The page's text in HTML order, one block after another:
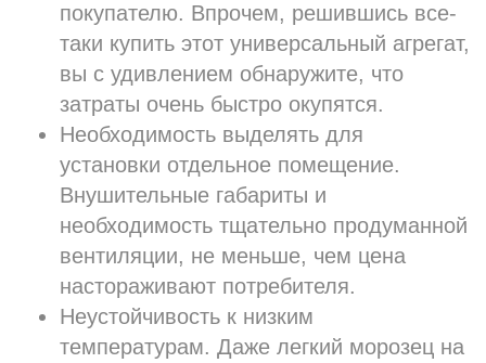
покупателю. Впрочем, решившись все-
таки купить этот универсальный агрегат,
вы с удивлением обнаружите, что
затраты очень быстро окупятся.
Необходимость выделять для
установки отдельное помещение.
Внушительные габариты и
необходимость тщательно продуманной
вентиляции, не меньше, чем цена
настораживают потребителя.
Неустойчивость к низким
температурам. Даже легкий морозец на